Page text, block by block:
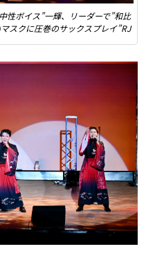
性ボイス”一輝、リーダーで”和比
スクに圧巻のサックスプレイ”RJ